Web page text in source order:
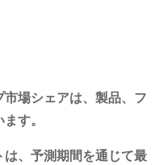
場シェアは、製品、フ
す。
は、予測期間を通じて最